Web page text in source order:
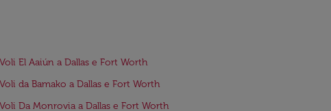
Voli El Aaiún a Dallas e Fort Worth
Voli da Bamako a Dallas e Fort Worth
Voli Da Monrovia a Dallas e Fort Worth